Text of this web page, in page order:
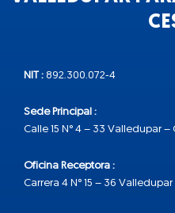
NIT : 892.300.072-4
Sede Principal :
Calle 15 N° 4 – 33 Valledupar –
Oficina Receptora :
Carrera 4 N° 15 – 36 Valledupar